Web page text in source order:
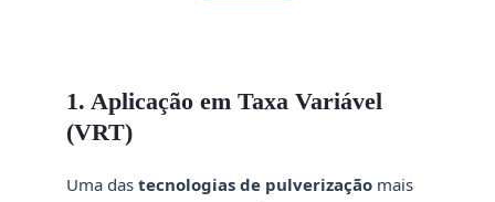
1. Aplicação em Taxa Variável
(VRT)
Uma das tecnologias de pulverização mais